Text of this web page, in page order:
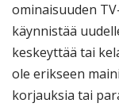
ominaisuuden
käynnistää
keskeyttää tai
ole erikseen
korjauksia tai